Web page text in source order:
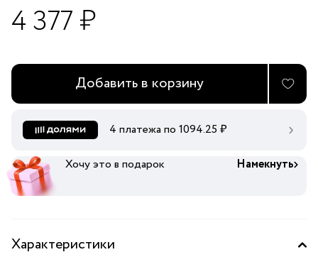
4 377 ₽
Добавить в корзину
4 платежа по 1094.25 ₽
Хочу это в подарок Намекнуть
Характеристики